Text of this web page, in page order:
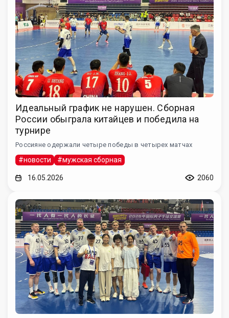
Идеальный график не нарушен. Сборная
России обыграла китайцев и победила на
турнире
Россияне одержали четыре победы в четырех матчах
#новости #мужская сборная
16.05.2026 2060